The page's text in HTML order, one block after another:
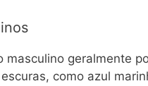
masculino geralmente
como azul